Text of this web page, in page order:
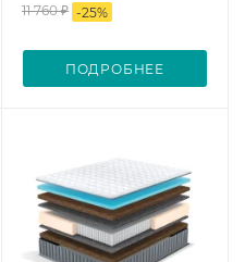
11 760 ₽ -25%
ПОДРОБНЕЕ